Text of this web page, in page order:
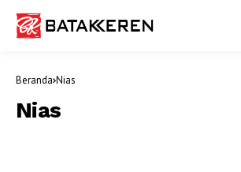
Beranda Nias
Nias